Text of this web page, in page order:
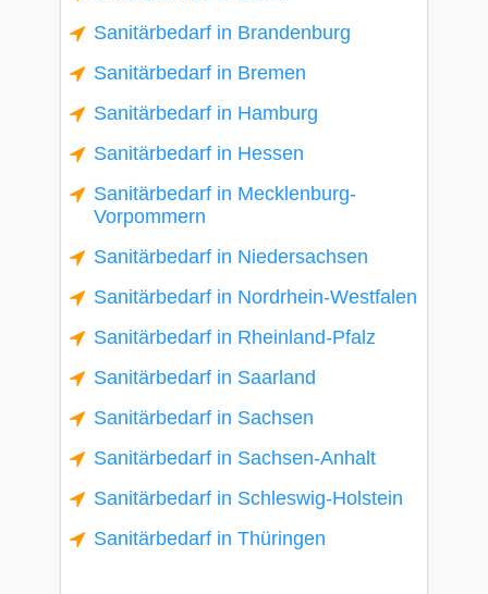
Sanitärbedarf in Brandenburg
Sanitärbedarf in Bremen
Sanitärbedarf in Hamburg
Sanitärbedarf in Hessen
Sanitärbedarf in Mecklenburg-
Vorpommern
Sanitärbedarf in Niedersachsen
Sanitärbedarf in Nordrhein-Westfalen
Sanitärbedarf in Rheinland-Pfalz
Sanitärbedarf in Saarland
Sanitärbedarf in Sachsen
Sanitärbedarf in Sachsen-Anhalt
Sanitärbedarf in Schleswig-Holstein
Sanitärbedarf in Thüringen